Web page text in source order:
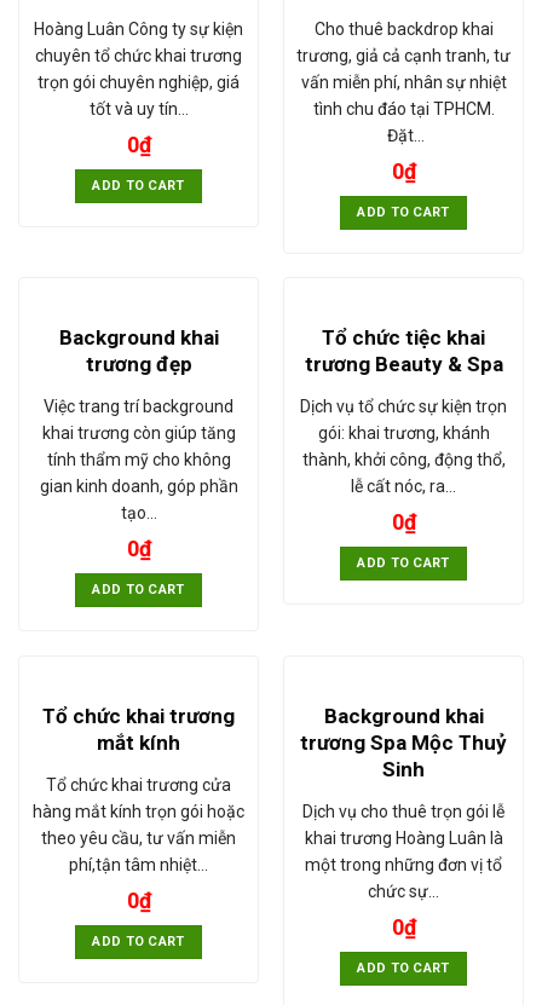
Hoàng Luân Công ty sự kiện
chuyên tổ chức khai trương
trọn gói chuyên nghiệp, giá
tốt và uy tín…
0₫
ADD TO CART
Cho thuê backdrop khai
trương, giả cả cạnh tranh, tư
vấn miễn phí, nhân sự nhiệt
tình chu đáo tại TPHCM.
Đặt…
0₫
ADD TO CART
Background khai
trương đẹp
Việc trang trí background
khai trương còn giúp tăng
tính thẩm mỹ cho không
gian kinh doanh, góp phần
tạo…
0₫
ADD TO CART
Tổ chức tiệc khai
trương Beauty & Spa
Dịch vụ tổ chức sự kiện trọn
gói: khai trương, khánh
thành, khởi công, động thổ,
lễ cất nóc, ra…
0₫
ADD TO CART
Tổ chức khai trương
mắt kính
Tổ chức khai trương cửa
hàng mắt kính trọn gói hoặc
theo yêu cầu, tư vấn miễn
phí,tận tâm nhiệt…
0₫
ADD TO CART
Background khai
trương Spa Mộc Thuỷ
Sinh
Dịch vụ cho thuê trọn gói lễ
khai trương Hoàng Luân là
một trong những đơn vị tổ
chức sự…
0₫
ADD TO CART